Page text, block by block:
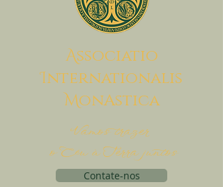
Associatio
Internationalis
MonAstica
Vamos trazer
o Céu à Terra juntos
Contate-nos